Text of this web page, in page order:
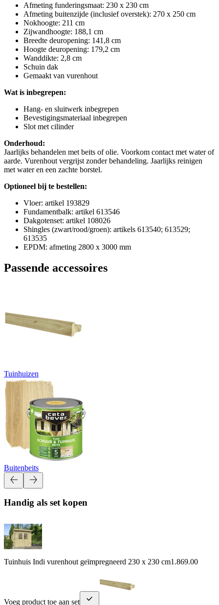
Afmeting funderingsmaat: 230 x 230 cm
Afmeting buitenzijde (inclusief overstek): 270 x 250 cm
Nokhoogte: 211 cm
Zijwandhoogte: 188,1 cm
Breedte deuropening: 141,8 cm
Hoogte deuropening: 179,2 cm
Wanddikte: 2,8 cm
Schuin dak
Gemaakt van vurenhout
Wat is inbegrepen:
Hang- en sluitwerk inbegrepen
Bevestigingsmateriaal inbegrepen
Slot met cilinder
Onderhoud:
Jaarlijks behandelen met beits of olie. Voorkom contact met water of
aarde. Vurenhout vergrijst zonder behandeling. Jaarlijks reinigen
met water en een zachte borstel.
Optioneel bij te bestellen:
Vloer: artikel 193829
Fundamentbalk: artikel 613546
Dakgotenset: artikel 108026
Shingles (zwart/rood/groen): artikels 613540; 613529;
613535
EPDM: afmeting 2800 x 3000 mm
Passende accessoires
Tuinhuizen
Buitenbeits
Handig als set kopen
Tuinhuis Indi vurenhout geïmpregneerd 230 x 230 cm1.869.00
Voeg product toe aan set